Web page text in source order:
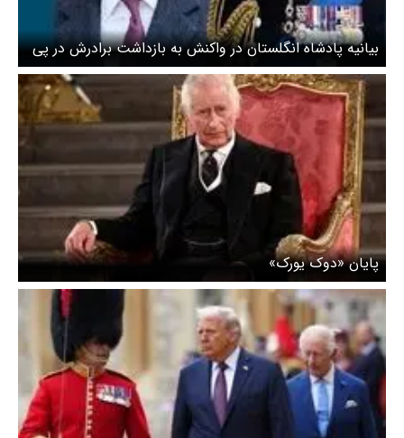
بیانیه پادشاه انگلستان در واکنش به بازداشت برادرش در پی
رسوایی «اپستین»
پایان «دوک یورک»